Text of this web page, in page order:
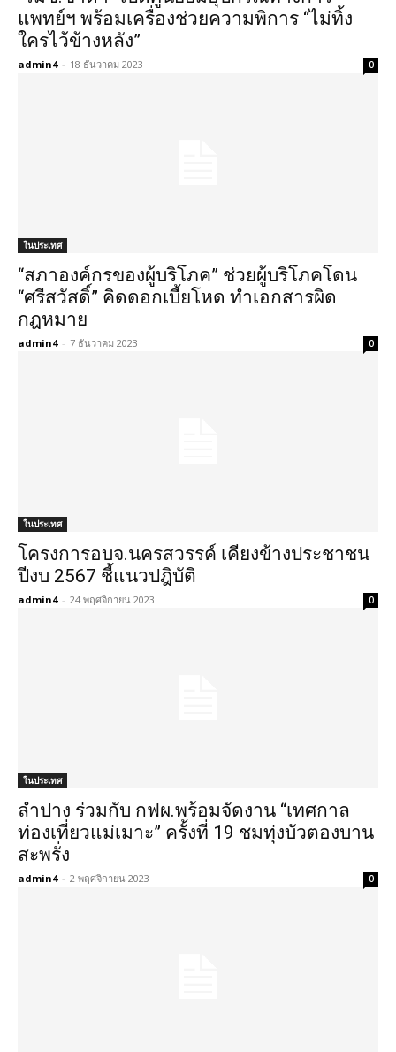
แพทย์ฯ พร้อมเครื่องช่วยความพิการ “ไม่ทิ้ง
ใครไว้ข้างหลัง”
admin4 - 18 ธันวาคม 2023 0
ในประเทศ
“สภาองค์กรของผู้บริโภค” ช่วยผู้บริโภคโดน
“ศรีสวัสดิ์” คิดดอกเบี้ยโหด ทำเอกสารผิด
กฎหมาย
admin4 - 7 ธันวาคม 2023 0
ในประเทศ
โครงการอบจ.นครสวรรค์ เคียงข้างประชาชน
ปีงบ 2567 ชี้แนวปฎิบัติ
admin4 - 24 พฤศจิกายน 2023 0
ในประเทศ
ลำปาง ร่วมกับ กฟผ.พร้อมจัดงาน “เทศกาล
ท่องเที่ยวแม่เมาะ” ครั้งที่ 19 ชมทุ่งบัวตองบาน
สะพรั่ง
admin4 - 2 พฤศจิกายน 2023 0